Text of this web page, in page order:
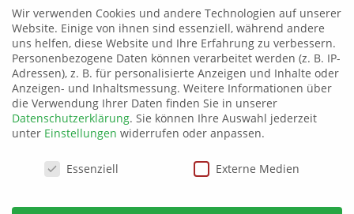
vonadminbayern|7. Juni 2026 |allgemein
Wir verwenden Cookies und andere Technologien auf unserer
Website. Einige von ihnen sind essenziell, während andere
uns helfen, diese Website und Ihre Erfahrung zu verbessern.
Personenbezogene Daten können verarbeitet werden (z. B. IP-
Adressen), z. B. für personalisierte Anzeigen und Inhalte oder
Anzeigen- und Inhaltsmessung. Weitere Informationen über
die Verwendung Ihrer Daten finden Sie in unserer
Datenschutzerklärung. Sie können Ihre Auswahl jederzeit
unter Einstellungen widerrufen oder anpassen.
Datenschutzeinstellungen
Essenziell Externe Medien